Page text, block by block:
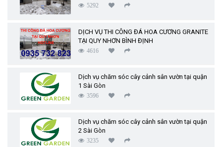
5292
DỊCH VỤ THI CÔNG ĐÁ HOA CƯƠNG GRANITE
TẠI QUY NHƠN BÌNH ĐỊNH
4616
Dịch vụ chăm sóc cây cảnh sân vườn tại quận
1 Sài Gòn
3596
Dịch vụ chăm sóc cây cảnh sân vườn tại quận
2 Sài Gòn
3235